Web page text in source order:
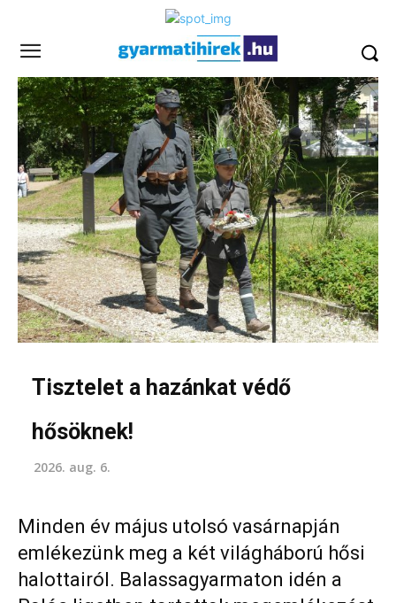
Tisztelet a hazánkat védő
hősöknek!
2026. aug. 6.
Minden év május utolsó vasárnapján
emlékezünk meg a két világháború hősi
halottairól. Balassagyarmaton idén a